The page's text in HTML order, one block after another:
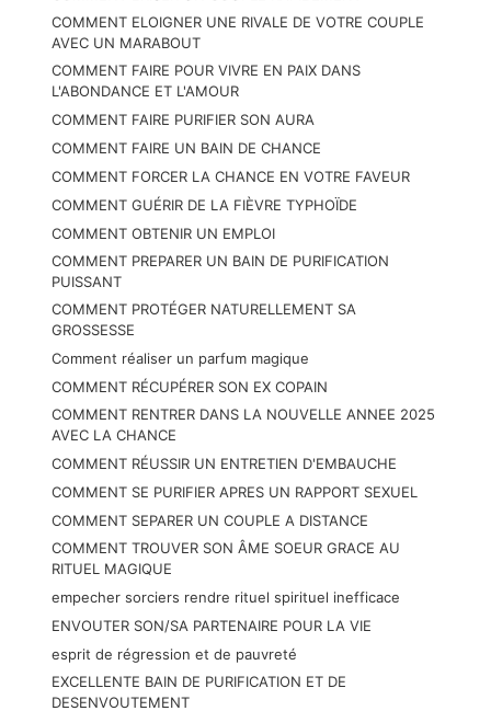
COMMENT ELOIGNER UNE RIVALE DE VOTRE COUPLE
AVEC UN MARABOUT
COMMENT FAIRE POUR VIVRE EN PAIX DANS
L'ABONDANCE ET L'AMOUR
COMMENT FAIRE PURIFIER SON AURA
COMMENT FAIRE UN BAIN DE CHANCE
COMMENT FORCER LA CHANCE EN VOTRE FAVEUR
COMMENT GUÉRIR DE LA FIÈVRE TYPHOÏDE
COMMENT OBTENIR UN EMPLOI
COMMENT PREPARER UN BAIN DE PURIFICATION
PUISSANT
COMMENT PROTÉGER NATURELLEMENT SA
GROSSESSE
Comment réaliser un parfum magique
COMMENT RÉCUPÉRER SON EX COPAIN
COMMENT RENTRER DANS LA NOUVELLE ANNEE 2025
AVEC LA CHANCE
COMMENT RÉUSSIR UN ENTRETIEN D'EMBAUCHE
COMMENT SE PURIFIER APRES UN RAPPORT SEXUEL
COMMENT SEPARER UN COUPLE A DISTANCE
COMMENT TROUVER SON ÂME SOEUR GRACE AU
RITUEL MAGIQUE
empecher sorciers rendre rituel spirituel inefficace
ENVOUTER SON/SA PARTENAIRE POUR LA VIE
esprit de régression et de pauvreté
EXCELLENTE BAIN DE PURIFICATION ET DE
DESENVOUTEMENT